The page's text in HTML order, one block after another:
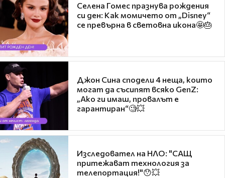
Селена Гомес празнува рождения
си ден: Как момичето от „Disney“
се превърна в световна икона🤩🎂
Джон Сина сподели 4 неща, които
могат да съсипят всяко GenZ:
„Ако ги имаш, провалът е
гарантиран“🧐💥
Изследовател на НЛО: "САЩ
притежават технология за
телепортация!"😯💥